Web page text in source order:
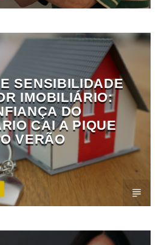
SENSIBILIDADE
IMOBILIÁRIO:
DO
CAI A PIQUE
VERÃO